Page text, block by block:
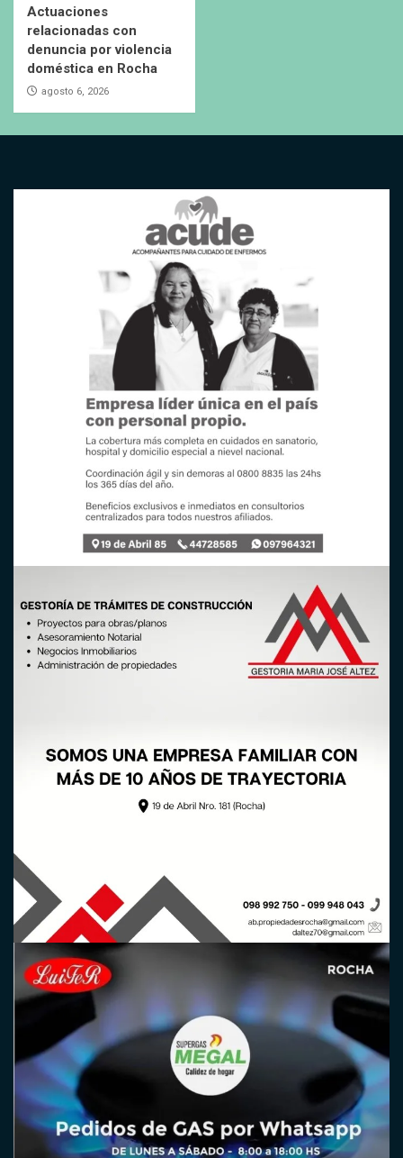
Actuaciones
relacionadas con
denuncia por violencia
doméstica en Rocha
agosto 6, 2026